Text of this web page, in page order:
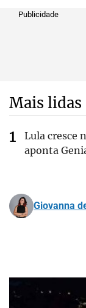
Publicidade
Mais lidas
Lula cresce
aponta
Giovanna